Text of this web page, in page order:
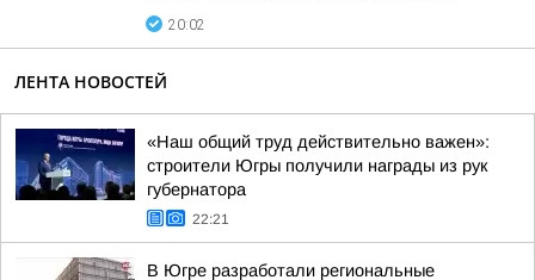
20:02
ЛЕНТА НОВОСТЕЙ
«Наш общий труд действительно важен»:
строители Югры получили награды из рук
губернатора
22:21
В Югре разработали региональные